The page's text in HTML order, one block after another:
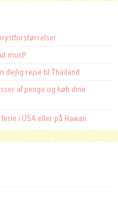
must!
dejlig rejse til Thailand
af penge og køb dine
i USA eller på Hawaii